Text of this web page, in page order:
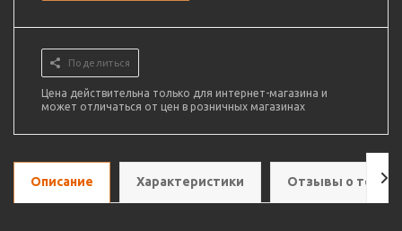
Поделиться
Цена действительна только для интернет-магазина и
может отличаться от цен в розничных магазинах
Описание Характеристики Отзывы о